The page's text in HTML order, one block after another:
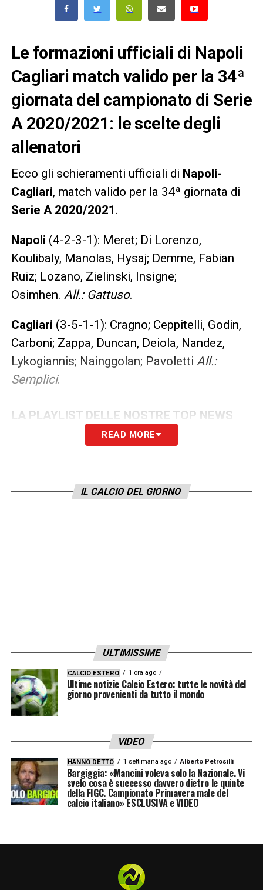
Le formazioni ufficiali di Napoli
Cagliari match valido per la 34ª
giornata del campionato di Serie
A 2020/2021: le scelte degli
allenatori
Ecco gli schieramenti ufficiali di Napoli-
Cagliari, match valido per la 34ª giornata di
Serie A 2020/2021 .
Napoli (4-2-3-1): Meret; Di Lorenzo,
Koulibaly, Manolas, Hysaj; Demme, Fabian
Ruiz; Lozano, Zielinski, Insigne;
Osimhen. All.: Gattuso.
Cagliari (3-5-1-1): Cragno; Ceppitelli, Godin,
Carboni; Zappa, Duncan, Deiola, Nandez,
Lykogiannis; Nainggolan; Pavoletti All.:
Semplici.
LA PLAYLIST DELLE NOSTRE TOP NEWS
READ MORE
IL CALCIO DEL GIORNO
ULTIMISSIME
CALCIO ESTERO 1 ora ago
Ultime notizie Calcio Estero: tutte le novità del
giorno provenienti da tutto il mondo
VIDEO
HANNO DETTO 1 settimana ago Alberto Petrosilli
Bargiggia: «Mancini voleva solo la Nazionale. Vi
svelo cosa è successo davvero dietro le quinte
della FIGC. Campionato Primavera male del
calcio italiano» ESCLUSIVA e VIDEO